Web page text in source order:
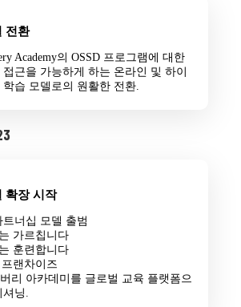
전환
Academy의 OSSD 프로그램에 대한
접근을 가능하게 하는 온라인 및 하이
학습 모델로의 원활한 전환.
확장 시작
트너십 모델 출범
가르칩니다
훈련합니다
랜차이즈
리 아카데미를 글로벌 교육 플랫폼으
셔닝.